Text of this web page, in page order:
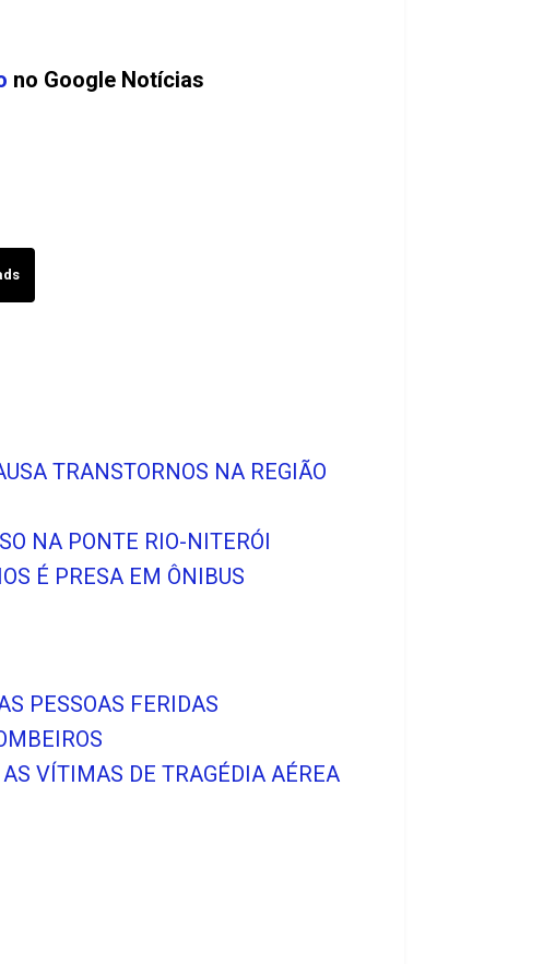
no Google Notícias
TRANSTORNOS NA REGIÃO
NA PONTE RIO-NITERÓI
É PRESA EM ÔNIBUS
PESSOAS FERIDAS
VÍTIMAS DE TRAGÉDIA AÉREA